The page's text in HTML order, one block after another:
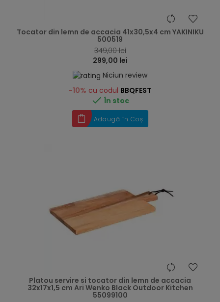
Tocator din lemn de accacia 41x30,5x4 cm YAKINIKU
500519
349,00 lei
299,00 lei
Niciun review
-10% cu codul BBQFEST
 În stoc
Adaugă în Coș
Platou servire si tocator din lemn de accacia
32x17x1,5 cm Ari Wenko Black Outdoor Kitchen
55099100